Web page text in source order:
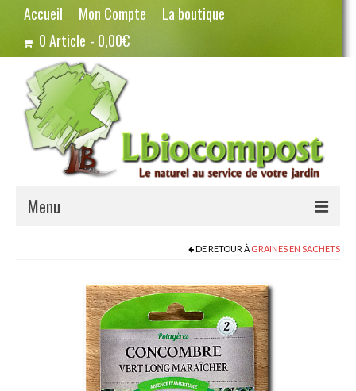
Accueil Mon Compte
La boutique
0 Article
0,00€
Menu
Potager – Graines
Haricots
Pois
Fèves
DE RETOUR À GRAINES EN SACHETS